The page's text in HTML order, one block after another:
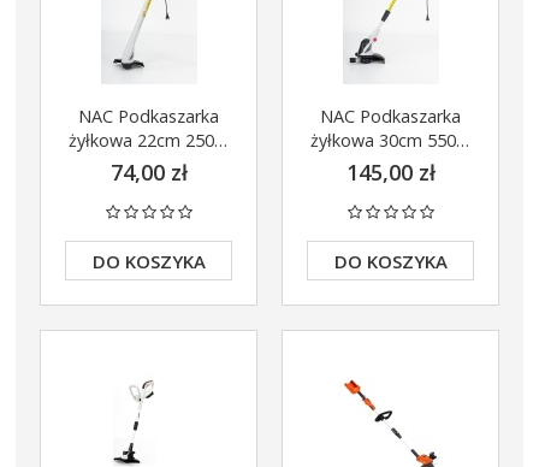
NAC Podkaszarka
żyłkowa 22cm 250W
TE25-DW
74,00 zł
DO KOSZYKA
NAC Podkaszarka
żyłkowa 30cm 550W
TE55-DW
145,00 zł
DO KOSZYKA